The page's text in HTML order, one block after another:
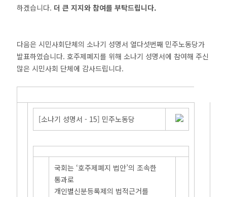
하겠습니다. 더 큰 지지와 참여를 부탁드립니다.
다음은 시민사회단체의 소나기 성명서 열다섯번째 민주노동당가
발표하였습니다. 호주제폐지를 위해 소나기 성명서에 참여해 주신
많은 시민사회 단체에 감사드립니다.
[소나기 성명서 - 15] 민주노동당
국회는 ‘호주제폐지 법안’의 조속한
통과로
개인별신분등록제의 법적근거를